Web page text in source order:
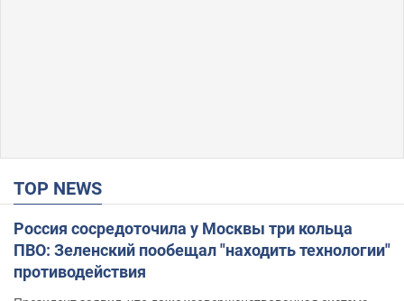
TOP NEWS
Россия сосредоточила у Москвы три кольца
ПВО: Зеленский пообещал "находить технологии"
противодействия